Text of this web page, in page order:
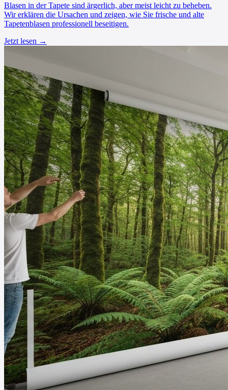
Blasen in der Tapete sind ärgerlich, aber meist leicht zu beheben.
Wir erklären die Ursachen und zeigen, wie Sie frische und alte
Tapetenblasen professionell beseitigen.
Jetzt lesen →